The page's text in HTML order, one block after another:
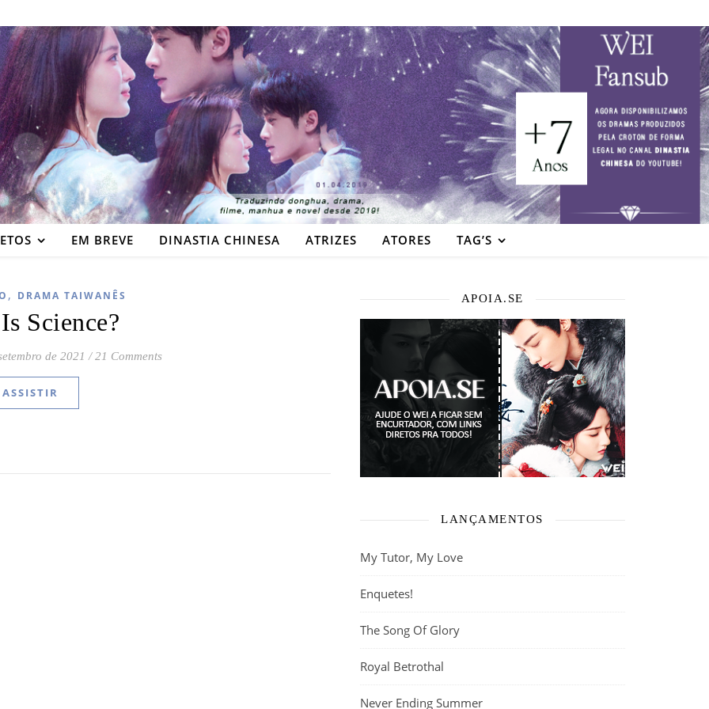
EM BREVE DINASTIA CHINESA ATRIZES ATORES TAG’S
, DRAMA TAIWANÊS
Science?
de 2021 / 21 Comments
ASSISTIR
APOIA.SE
LANÇAMENTOS
My Tutor, My Love
Enquetes!
The Song Of Glory
Royal Betrothal
Never Ending Summer